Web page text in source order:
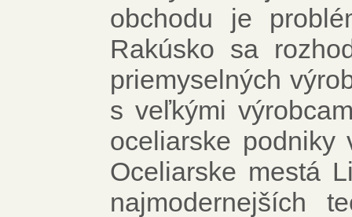
obchodu je
Rakúsko sa
priemyselných
s veľkými
oceliarske podniky
Oceliarske mestá
najmodernejších